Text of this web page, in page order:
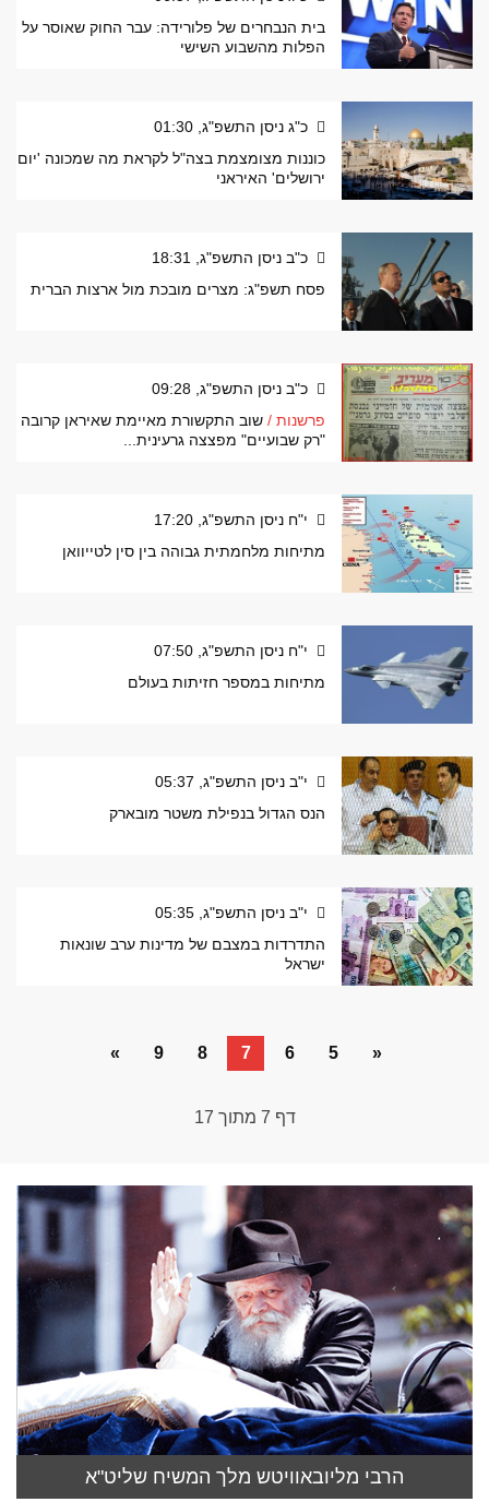
בית הנבחרים של פלורידה: עבר החוק שאוסר על
הפלות מהשבוע השישי
כ"ג ניסן התשפ"ג, 01:30
כוננות מצומצמת בצה"ל לקראת מה שמכונה 'יום
ירושלים' האיראני
כ"ב ניסן התשפ"ג, 18:31
פסח תשפ"ג: מצרים מובכת מול ארצות הברית
כ"ב ניסן התשפ"ג, 09:28
פרשנות / שוב התקשורת מאיימת שאיראן קרובה
"רק שבועיים" מפצצה גרעינית...
י"ח ניסן התשפ"ג, 17:20
מתיחות מלחמתית גבוהה בין סין לטייוואן
י"ח ניסן התשפ"ג, 07:50
מתיחות במספר חזיתות בעולם
י"ב ניסן התשפ"ג, 05:37
הנס הגדול בנפילת משטר מובארק
י"ב ניסן התשפ"ג, 05:35
התדרדות במצבם של מדינות ערב שונאות
ישראל
«
5
6
7
8
9
»
דף 7 מתוך 17
הרבי מליובאוויטש מלך המשיח שליט"א